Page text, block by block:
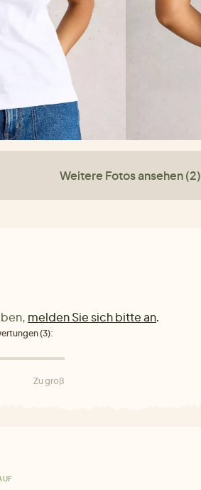
Weitere Fotos ansehen (2)
melden Sie sich bitte an.
(3):
Zu groß